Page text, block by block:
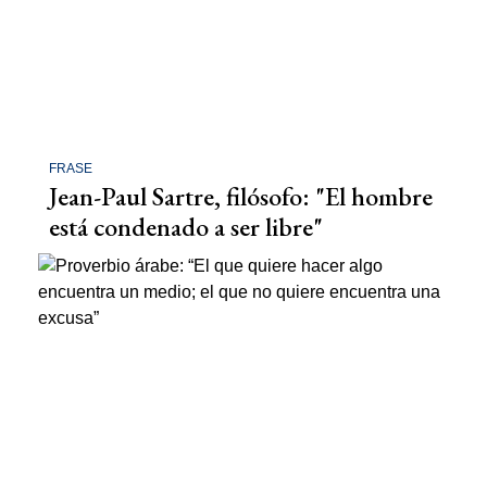
FRASE
Jean-Paul Sartre, filósofo: "El hombre
está condenado a ser libre"